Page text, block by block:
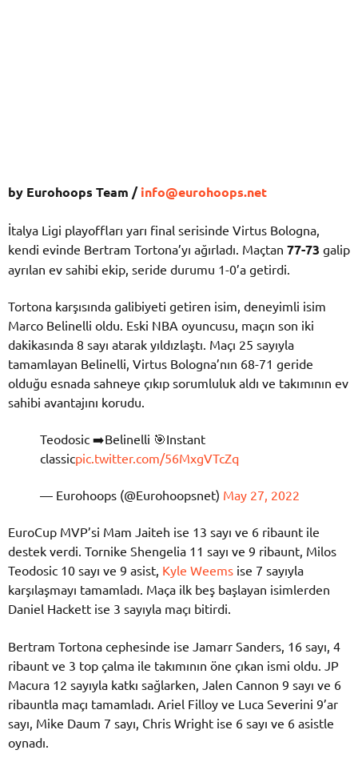
by Eurohoops Team /info@eurohoops.net
İtalya Ligi playoffları yarı final serisinde Virtus Bologna,
kendi evinde Bertram Tortona’yı ağırladı. Maçtan 77-73 galip
ayrılan ev sahibi ekip, seride durumu 1-0’a getirdi.
Tortona karşısında galibiyeti getiren isim, deneyimli isim
Marco Belinelli oldu. Eski NBA oyuncusu, maçın son iki
dakikasında 8 sayı atarak yıldızlaştı. Maçı 25 sayıyla
tamamlayan Belinelli, Virtus Bologna’nın 68-71 geride
olduğu esnada sahneye çıkıp sorumluluk aldı ve takımının ev
sahibi avantajını korudu.
Teodosic ➡️Belinelli 🎯Instant
classicpic.twitter.com/56MxgVTcZq
— Eurohoops (@Eurohoopsnet) May 27, 2022
EuroCup MVP’si Mam Jaiteh ise 13 sayı ve 6 ribaunt ile
destek verdi. Tornike Shengelia 11 sayı ve 9 ribaunt, Milos
Teodosic 10 sayı ve 9 asist, Kyle Weems ise 7 sayıyla
karşılaşmayı tamamladı. Maça ilk beş başlayan isimlerden
Daniel Hackett ise 3 sayıyla maçı bitirdi.
Bertram Tortona cephesinde ise Jamarr Sanders, 16 sayı, 4
ribaunt ve 3 top çalma ile takımının öne çıkan ismi oldu. JP
Macura 12 sayıyla katkı sağlarken, Jalen Cannon 9 sayı ve 6
ribauntla maçı tamamladı. Ariel Filloy ve Luca Severini 9’ar
sayı, Mike Daum 7 sayı, Chris Wright ise 6 sayı ve 6 asistle
oynadı.